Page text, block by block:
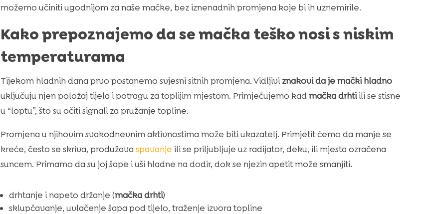
možemo učiniti ugodnijom za naše mačke, bez iznenadnih promjena koje bi ih uznemirile.
Kako prepoznajemo da se mačka teško nosi s niskim
temperaturama
Tijekom hladnih dana prvo postanemo svjesni sitnih promjena. Vidljivi znakovi da je mački hladno
uključuju njen položaj tijela i potragu za toplijim mjestom. Primjećujemo kadmačka drhtiili se stisne
u “loptu”, što su očiti signali za pružanje topline.
Promjena u njihovim svakodnevnim aktivnostima može biti ukazatelj. Primjetit ćemo da manje se
kreće, često se skriva, produžava spavanje ili se priljubljuje uz radijator, deku, ili mjesta ozračena
suncem. Primamo da su joj šape i uši hladne na dodir, dok se njezin apetit može smanjiti.
drhtanje i napeto držanje (mačka drhti)
sklupčavanje, uvlačenje šapa pod tijelo, traženje izvora topline